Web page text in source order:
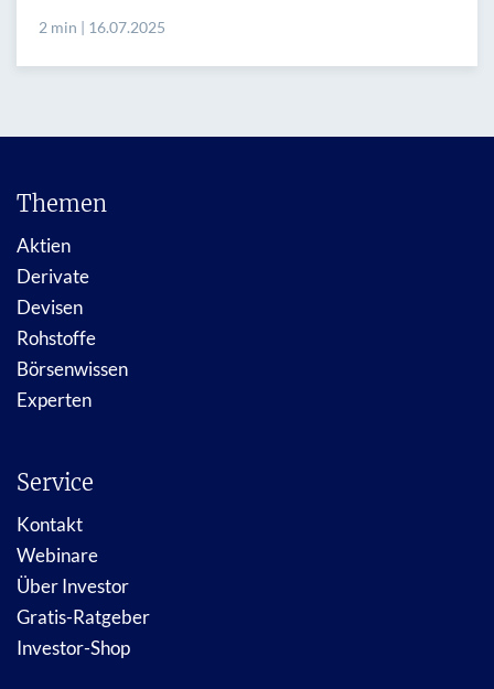
2 min | 16.07.2025
Themen
Aktien
Derivate
Devisen
Rohstoffe
Börsenwissen
Experten
Service
Kontakt
Webinare
Über Investor
Gratis-Ratgeber
Investor-Shop